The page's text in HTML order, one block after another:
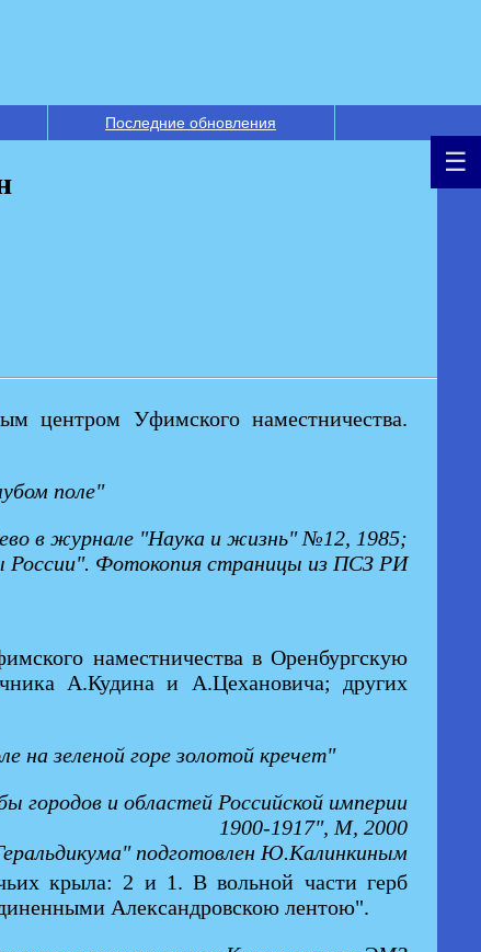
Последние обновления
центром Уфимского наместничества.
поле"
в журнале "Наука и жизнь" №12, 1985;
России". Фотокопия страницы из ПСЗ РИ
наместничества в Оренбургскую
А.Кудина и А.Цехановича; других
на зеленой горе золотой кречет"
городов и областей Российской империи
1900-1917", М, 2000
подготовлен Ю.Калинкиным
крыла: 2 и 1. В вольной части герб
Александровскою лентою".